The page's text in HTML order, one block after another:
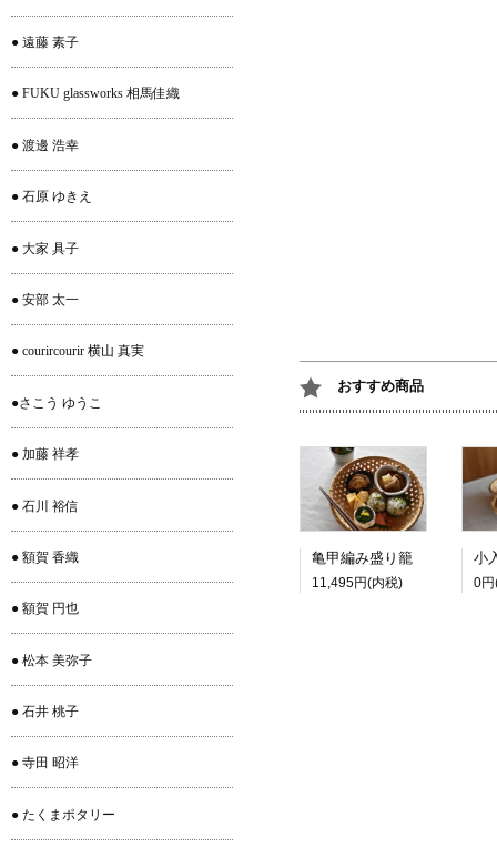
おすすめ商品
亀甲編み盛り籠
11,495円(内税) 0
● 遠藤 素子
● FUKU glassworks 相馬佳織
● 渡邊 浩幸
● 石原 ゆきえ
● 大家 具子
● 安部 太一
● courircourir 横山 真実
●さこう ゆうこ
● 加藤 祥孝
● 石川 裕信
● 額賀 香織
● 額賀 円也
● 松本 美弥子
● 石井 桃子
● 寺田 昭洋
● たくまポタリー